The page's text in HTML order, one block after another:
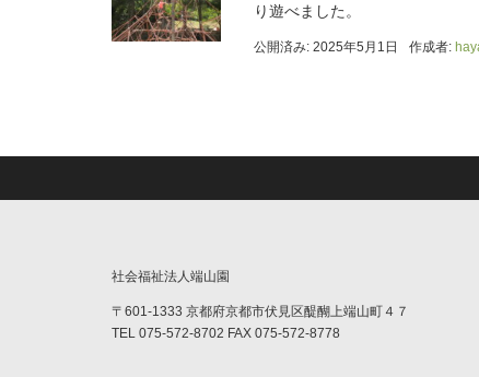
り遊べました。
公開済み: 2025年5月1日 作成者:
社会福祉法人端山園
〒601-1333 京都府京都市伏見区醍醐上端山町４７
TEL 075-572-8702 FAX 075-572-8778